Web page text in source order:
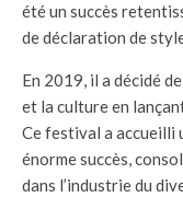
été un succès
de déclaration de
En 2019, il a décidé
et la culture en
Ce festival a accueilli
énorme succès,
dans l’industrie du